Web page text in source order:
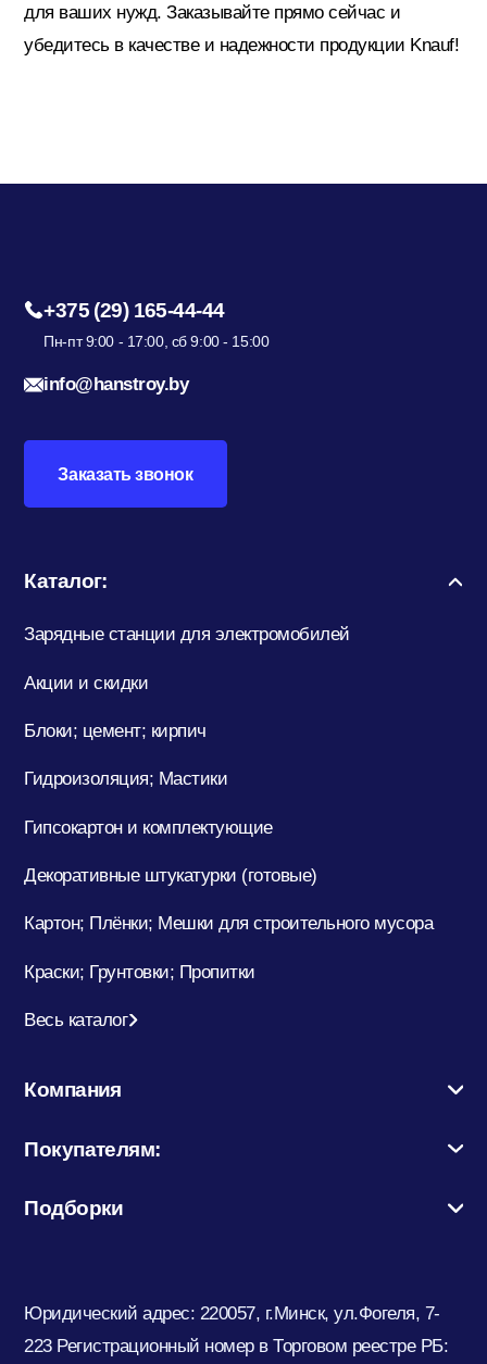
для ваших нужд. Заказывайте прямо сейчас и
убедитесь в качестве и надежности продукции Knauf!
+375 (29) 165-44-44
Пн-пт 9:00 - 17:00, сб 9:00 - 15:00
info@hanstroy.by
Заказать звонок
Каталог:
Зарядные станции для электромобилей
Акции и скидки
Блоки; цемент; кирпич
Гидроизоляция; Мастики
Гипсокартон и комплектующие
Декоративные штукатурки (готовые)
Картон; Плёнки; Мешки для строительного мусора
Краски; Грунтовки; Пропитки
Весь каталог
Компания
Покупателям:
Подборки
Юридический адрес: 220057, г.Минск, ул.Фогеля, 7-
223 Регистрационный номер в Торговом реестре РБ: